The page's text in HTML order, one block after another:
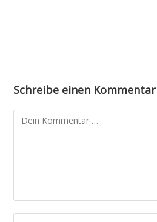
Schreibe einen Kommentar